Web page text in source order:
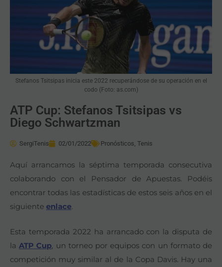
Stefanos Tsitsipas inicia este 2022 recuperándose de su operación en el
codo (Foto: as.com)
ATP Cup: Stefanos Tsitsipas vs
Diego Schwartzman
SergiTenis 02/01/2022 Pronósticos, Tenis
Aquí arrancamos la séptima temporada consecutiva
colaborando con el Pensador de Apuestas. Podéis
encontrar todas las estadísticas de estos seis años en el
siguiente enlace.
Esta temporada 2022 ha arrancado con la disputa de
laATP Cup, un torneo por equipos con un formato de
competición muy similar al de la Copa Davis. Hay una